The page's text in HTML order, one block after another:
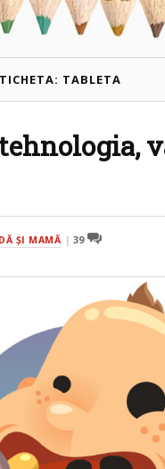
TABLETA
ŞI MAMĂ 39